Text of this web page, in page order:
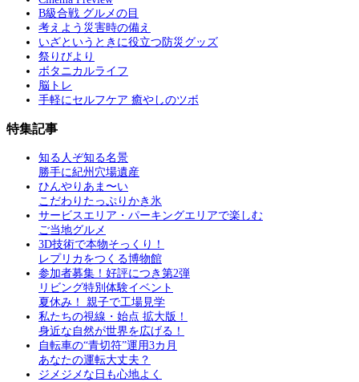
B級合戦 グルメの目
考えよう災害時の備え
いざというときに役立つ防災グッズ
祭りびより
ボタニカルライフ
脳トレ
手軽にセルフケア 癒やしのツボ
特集記事
知る人ぞ知る名景
勝手に紀州穴場遺産
ひんやりあま〜い
こだわりたっぷりかき氷
サービスエリア・パーキングエリアで楽しむ
ご当地グルメ
3D技術で本物そっくり！
レプリカをつくる博物館
参加者募集！好評につき第2弾
リビング特別体験イベント
夏休み！ 親子で工場見学
私たちの視線・始点 拡大版！
身近な自然が世界を広げる！
自転車の“青切符”運用3カ月
あなたの運転大丈夫？
ジメジメな日も心地よく